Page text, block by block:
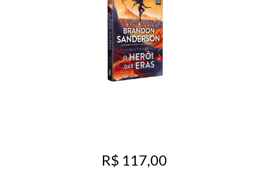
R$ 117,00